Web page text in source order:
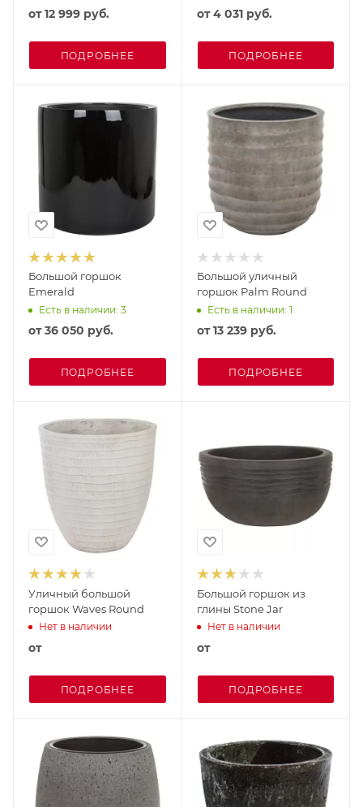
от12 999 руб.
ПОДРОБНЕЕ
от4 031 руб.
ПОДРОБНЕЕ
Большой горшок
Emerald
Есть в наличии: 3
от36 050 руб.
ПОДРОБНЕЕ
Большой уличный
горшок Palm Round
Есть в наличии: 1
от13 239 руб.
ПОДРОБНЕЕ
Уличный большой
горшок Waves Round
Нет в наличии
от
ПОДРОБНЕЕ
Большой горшок из
глины Stone Jar
Нет в наличии
от
ПОДРОБНЕЕ